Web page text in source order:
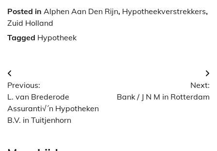
Posted in Alphen Aan Den Rijn, Hypotheekverstrekkers,
Zuid Holland
Tagged Hypotheek
Berichtnavigatie
Previous:
L. van Brederode
Assuranti√´n Hypotheken
B.V. in Tuitjenhorn
Next:
Bank / J N M in Rotterdam